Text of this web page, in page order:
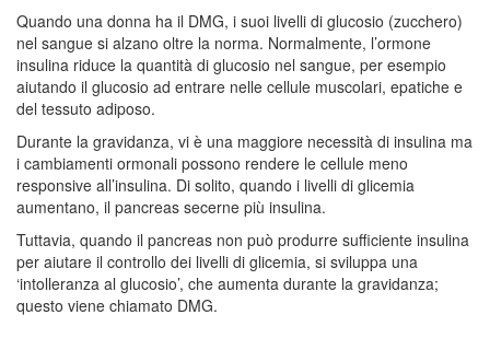
Quando una donna ha il DMG, i suoi livelli di glucosio (zucchero)
nel sangue si alzano oltre la norma. Normalmente, l’ormone
insulina riduce la quantità di glucosio nel sangue, per esempio
aiutando il glucosio ad entrare nelle cellule muscolari, epatiche e
del tessuto adiposo.
Durante la gravidanza, vi è una maggiore necessità di insulina ma
i cambiamenti ormonali possono rendere le cellule meno
responsive all’insulina. Di solito, quando i livelli di glicemia
aumentano, il pancreas secerne più insulina.
Tuttavia, quando il pancreas non può produrre sufficiente insulina
per aiutare il controllo dei livelli di glicemia, si sviluppa una
‘intolleranza al glucosio’, che aumenta durante la gravidanza;
questo viene chiamato DMG.